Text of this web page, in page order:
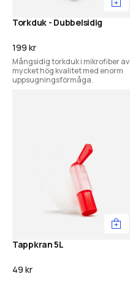
Torkduk - Dubbelsidig
199 kr
Mångsidig torkduk i mikrofiber av
mycket hög kvalitet med enorm
uppsugningsförmåga.
Tappkran 5L
49 kr